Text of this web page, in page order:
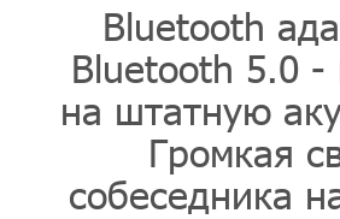
Bluetooth
Bluetooth 5.0 -
на штатную
Громкая
собеседника